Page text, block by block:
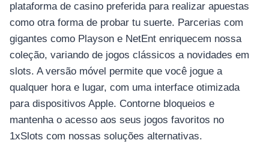
plataforma de casino preferida para realizar apuestas
como otra forma de probar tu suerte. Parcerias com
gigantes como Playson e NetEnt enriquecem nossa
coleção, variando de jogos clássicos a novidades em
slots. A versão móvel permite que você jogue a
qualquer hora e lugar, com uma interface otimizada
para dispositivos Apple. Contorne bloqueios e
mantenha o acesso aos seus jogos favoritos no
1xSlots com nossas soluções alternativas.